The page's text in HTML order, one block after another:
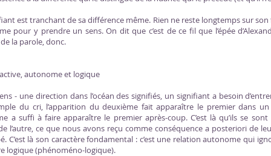
est tranchant de sa différence même. Rien ne reste longtemps sur son
pour y prendre un sens. On dit que c’est de ce fil que l’épée
la parole, donc.
autonome et logique
- une direction dans l’océan des signifiés, un signifiant a besoin
du cri, l’apparition du deuxième fait apparaître le premier dans un
a suffi à faire apparaître le premier après-coup. C’est là qu’ils se sont
de l’autre, ce que nous avons reçu comme conséquence a posteriori de
C’est là son caractère fondamental : c’est une relation autonome qui
logique (phénoméno-logique).